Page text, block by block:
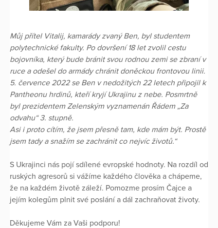
Můj přítel Vitalij, kamarády zvaný Ben, byl studentem
polytechnické fakulty. Po dovršení 18 let zvolil cestu
bojovníka, který bude bránit svou rodnou zemi se zbraní v
ruce a odešel do armády chránit doněckou frontovou linii.
5. července 2022 se Ben v nedožitých 22 letech připojil k
Pantheonu hrdinů, kteří kryjí Ukrajinu z nebe. Posmrtně
byl prezidentem Zelenským vyznamenán Řádem „Za
odvahu“ 3. stupně.
Asi i proto cítím, že jsem přesně tam, kde mám být. Prostě
jsem tady a snažím se zachránit co nejvíc životů.“
S Ukrajinci nás pojí sdílené evropské hodnoty. Na rozdíl od
ruských agresorů si vážíme každého člověka a chápeme,
že na každém životě záleží. Pomozme prosím Čajce a
jejím kolegům plnit své poslání a dál zachraňovat životy.
Děkujeme Vám za Vaši podporu!